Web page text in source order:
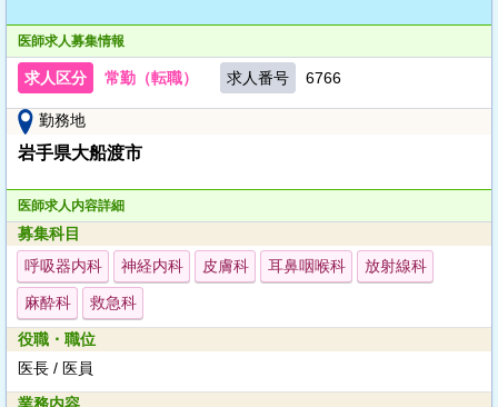
医師求人募集情報
求人区分 常勤（転職） 求人番号 6766
勤務地
岩手県大船渡市
医師求人内容詳細
募集科目
呼吸器内科
神経内科 皮膚科 耳鼻咽喉科 放射線科
麻酔科 救急科
役職・職位
医長 / 医員